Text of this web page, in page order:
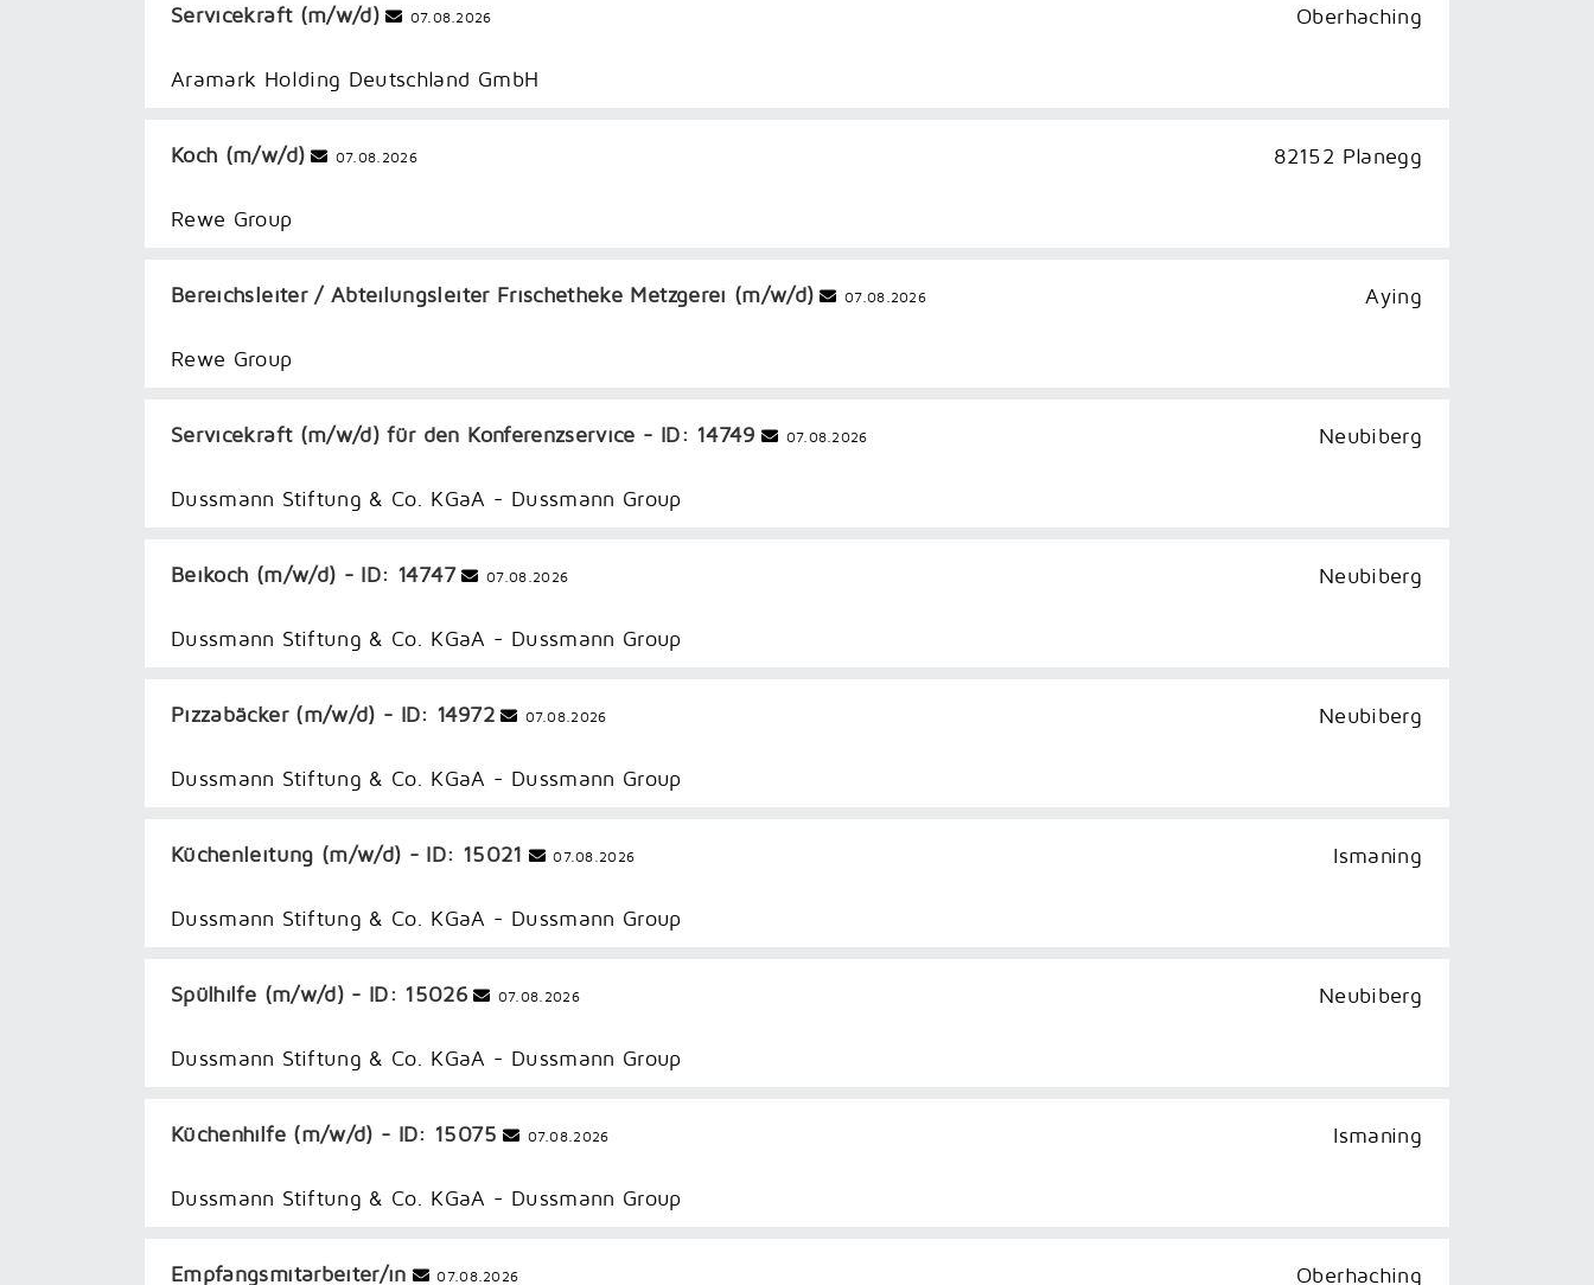
Servicekraft (m/​w/​d) 07.08.2026 Oberhaching
Aramark Holding Deutschland GmbH
Koch (m/w/d) 07.08.2026 82152 Planegg
Rewe Group
Bereichsleiter / Abteilungsleiter Frischetheke Metzgerei (m/w/d) 07.08.2026 Aying
Rewe Group
Servicekraft (m/w/d) für den Konferenzservice - ID: 14749 07.08.2026 Neubiberg
Dussmann Stiftung & Co. KGaA - Dussmann Group
Beikoch (m/w/d) - ID: 14747 07.08.2026 Neubiberg
Dussmann Stiftung & Co. KGaA - Dussmann Group
Pizzabäcker (m/w/d) - ID: 14972 07.08.2026 Neubiberg
Dussmann Stiftung & Co. KGaA - Dussmann Group
Küchenleitung (m/w/d) - ID: 15021 07.08.2026 Ismaning
Dussmann Stiftung & Co. KGaA - Dussmann Group
Spülhilfe (m/w/d) - ID: 15026 07.08.2026 Neubiberg
Dussmann Stiftung & Co. KGaA - Dussmann Group
Küchenhilfe (m/w/d) - ID: 15075 07.08.2026 Ismaning
Dussmann Stiftung & Co. KGaA - Dussmann Group
Empfangsmitarbeiter/in 07.08.2026 Oberhaching